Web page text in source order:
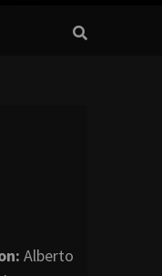
Alberto